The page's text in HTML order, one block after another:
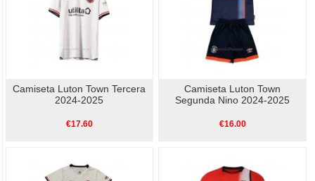
Camiseta Luton Town Tercera
2024-2025
€17.60
Camiseta Luton Town
Segunda Nino 2024-2025
€16.00